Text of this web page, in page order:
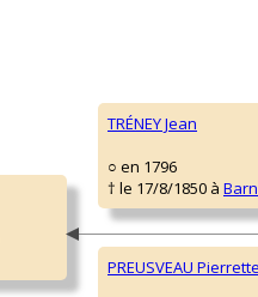
TRÉNEY Jean
○ en 1796
† le 17/8/1850 à
PREUSVEAU Pierrette